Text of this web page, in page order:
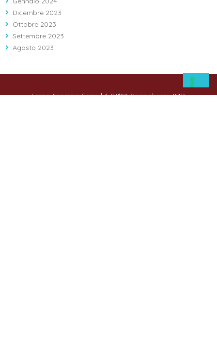
Dicembre 2023
Ottobre 2023
Settembre 2023
Agosto 2023
Largo Agostino Gemelli 1, 86100 Campobasso (CB)